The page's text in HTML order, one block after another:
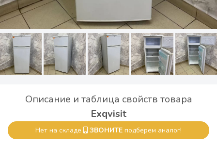
Описание и таблица свойств товара
Exqvisit
Нет на складе ЗВОНИТЕ подберем аналог!